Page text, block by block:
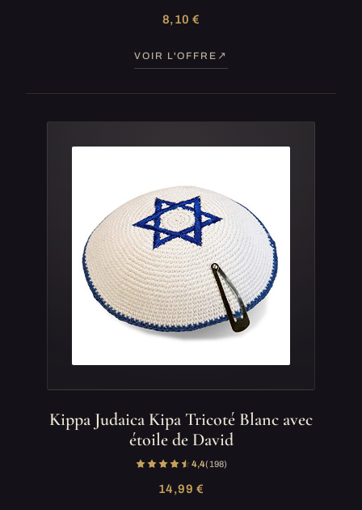
8,10 €
VOIR L'OFFRE
Kippa Judaica Kipa Tricoté Blanc avec
étoile de David
4,4(198)
14,99 €